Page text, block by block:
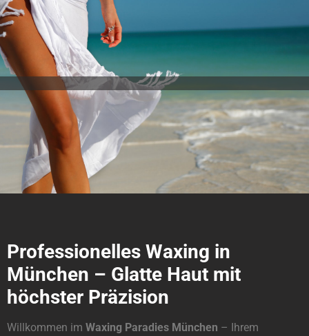
Professionelles Waxing in
München – Glatte Haut mit
höchster Präzision
Willkommen im Waxing Paradies München – Ihrem